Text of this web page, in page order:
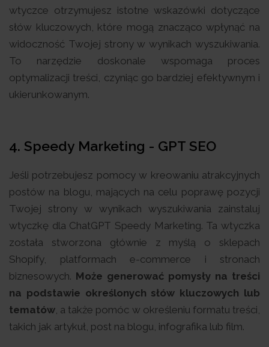
wtyczce otrzymujesz istotne wskazówki dotyczące
słów kluczowych, które mogą znacząco wpłynąć na
widoczność Twojej strony w wynikach wyszukiwania.
To narzędzie doskonale wspomaga proces
optymalizacji treści, czyniąc go bardziej efektywnym i
ukierunkowanym.
4. Speedy Marketing - GPT SEO
Jeśli potrzebujesz pomocy w kreowaniu atrakcyjnych
postów na blogu, mających na celu poprawę pozycji
Twojej strony w wynikach wyszukiwania zainstaluj
wtyczkę dla ChatGPT Speedy Marketing. Ta wtyczka
została stworzona głównie z myślą o sklepach
Shopify, platformach e-commerce i stronach
biznesowych. Może generować pomysły na treści
na podstawie określonych słów kluczowych lub
tematów , a także pomóc w określeniu formatu treści,
takich jak artykuł, post na blogu, infografika lub film.